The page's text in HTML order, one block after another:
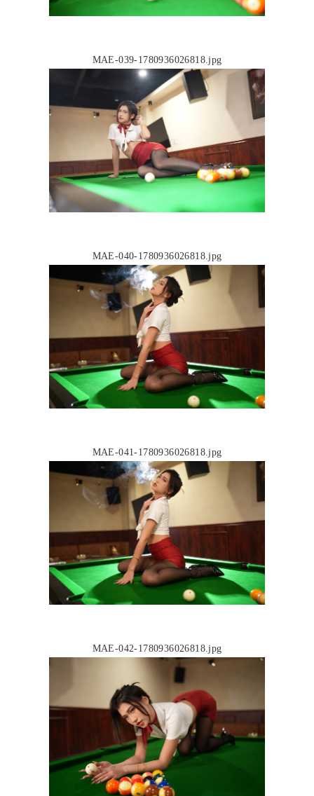
MAE-039-1780936026818.jpg
MAE-040-1780936026818.jpg
MAE-041-1780936026818.jpg
MAE-042-1780936026818.jpg